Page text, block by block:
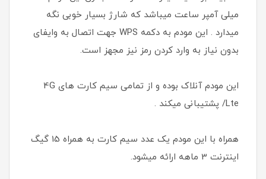
میلی آمپر ساعت میباشد که شارژ بسیار خوبی نگه
میدارد . این مودم به دکمه WPS جهت اتصال به وایفای
بدون نیاز به وارد کردن رمز نیز مجهز است.
این مودم آنلاک بوده و از تمامی سیم کارت های 4G
/Lte پشتیبانی میکند .
همراه با این مودم یک عدد سیم کارت به همراه 15 گیگ
اینترنت 3 ماهه ارائه میشود.